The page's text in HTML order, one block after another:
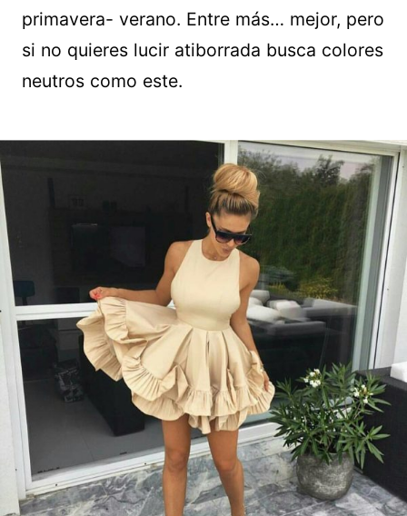
primavera- verano. Entre más… mejor, pero
si no quieres lucir atiborrada busca colores
neutros como este.